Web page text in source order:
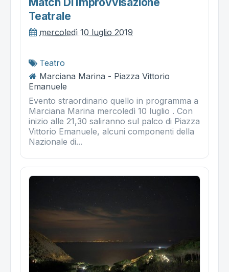
Teatrale
mercoledì 10 luglio 2019
Teatro
Marciana Marina - Piazza Vittorio
Emanuele
Evento straordinario quello in programma a
Marciana Marina mercoledì 10 luglio . Con
inizio alle 21,30 saliranno sul palco di Piazza
Vittorio Emanuele, alcuni componenti della
Nazionale di...